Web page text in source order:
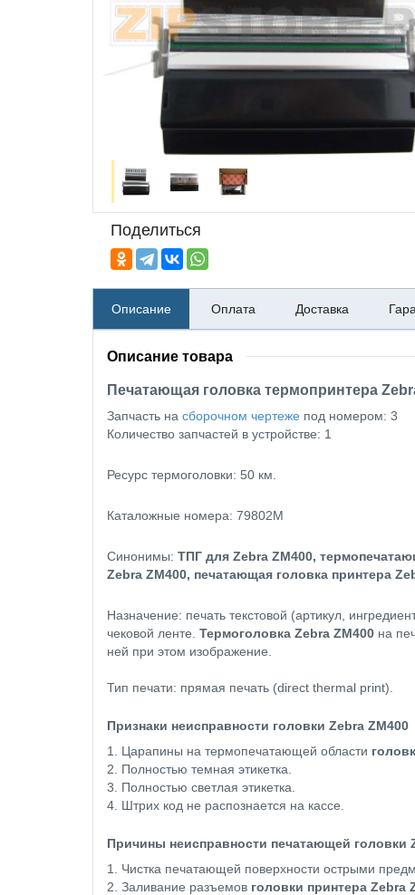
Поделиться
Описание Оплата Доставка
Описание товара
Печатающая головка термопринтера
Запчасть на сборочном чертеже под номером: 3
Количество запчастей в устройстве: 1
Ресурс термоголовки: 50 км.
Каталожные номера: 79802M
Синонимы: ТПГ для Zebra ZM400,
Zebra ZM400, печатающая головка принтера
Назначение: печать текстовой (артикул,
чековой ленте. Термоголовка Zebra ZM400 на
ней при этом изображение.
Тип печати: прямая печать (direct thermal print).
Признаки неисправности головки Zebra ZM400
1. Царапины на термопечатающей области
2. Полностью темная этикетка.
3. Полностью светлая этикетка.
4. Штрих код не распознается на кассе.
Причины неисправности печатающей головки
1. Чистка печатающей поверхности острыми
2. Заливание разъемов головки принтера Zebra